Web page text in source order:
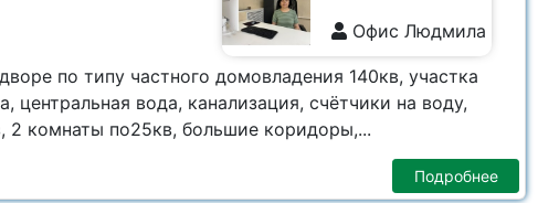
Офис Людмила
8 928 555-5929
по типу частного домовладения 140кв, участка
центральная вода, канализация, счётчики на воду,
2 комнаты по25кв, большие коридоры,...
Подробнее